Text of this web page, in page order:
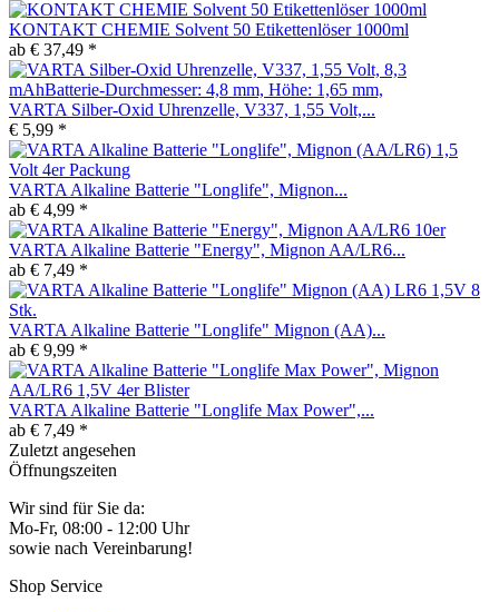
KONTAKT CHEMIE Solvent 50 Etikettenlöser 1000ml
ab € 37,49 *
VARTA Silber-Oxid Uhrenzelle, V337, 1,55 Volt,...
€ 5,99 *
VARTA Alkaline Batterie "Longlife", Mignon...
ab € 4,99 *
VARTA Alkaline Batterie "Energy", Mignon AA/LR6...
ab € 7,49 *
VARTA Alkaline Batterie "Longlife" Mignon (AA)...
ab € 9,99 *
VARTA Alkaline Batterie "Longlife Max Power",...
ab € 7,49 *
Zuletzt angesehen
Öffnungszeiten
Wir sind für Sie da:
Mo-Fr, 08:00 - 12:00 Uhr
sowie nach Vereinbarung!
Shop Service